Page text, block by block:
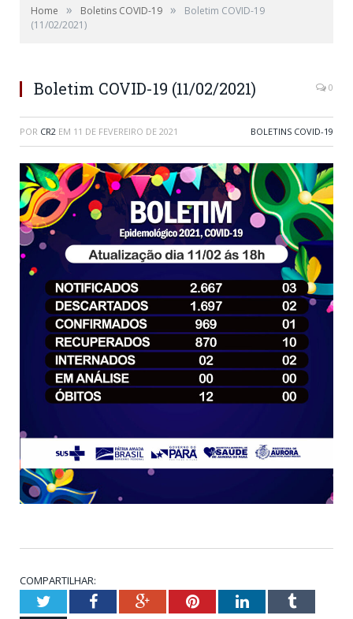
Home » Boletins COVID-19 »
Boletim COVID-19
(11/02/2021)
Boletim COVID-19 (11/02/2021) 0
POR CR2 EM 11 DE FEVEREIRO DE 2021 BOLETINS COVID-19
COMPARTILHAR:
TwitterFacebookGoogle+PinterestLinkedInTumblr